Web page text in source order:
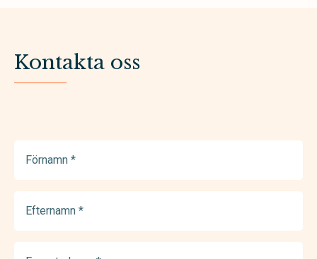
Kontakta oss
(Required)
(Required)